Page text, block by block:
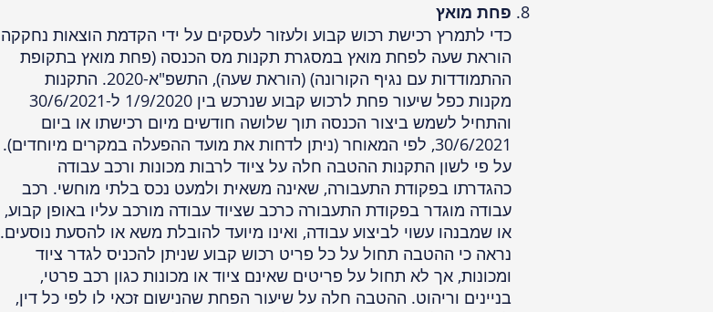
פחת מואץ
כדי לתמרץ רכישת רכוש קבוע ולעזור לעסקים על ידי הקדמת הוצאות נחקקה
הוראת שעה לפחת מואץ במסגרת תקנות מס הכנסה (פחת מואץ בתקופת
ההתמודדות עם נגיף הקורונה) (הוראת שעה), התשפ"א-2020. התקנות
מקנות כפל שיעור פחת לרכוש קבוע שנרכש בין 1/9/2020 ל-30/6/2021
והתחיל לשמש ביצור הכנסה תוך שלושה חודשים מיום רכישתו או ביום
30/6/2021, לפי המאוחר (ניתן לדחות את מועד ההפעלה במקרים מיוחדים).
על פי לשון התקנות ההטבה חלה על ציוד לרבות מכונות ורכב עבודה
כהגדרתו בפקודת התעבורה, שאינה משאית ולמעט נכס בלתי מוחשי. רכב
עבודה מוגדר בפקודת התעבורה כרכב שציוד עבודה מורכב עליו באופן קבוע,
או שמבנהו עשוי לביצוע עבודה, ואינו מיועד להובלת משא או להסעת נוסעים.
נראה כי ההטבה תחול על כל פריט רכוש קבוע שניתן להכניס לגדר ציוד
ומכונות, אך לא תחול על פריטים שאינם ציוד או מכונות כגון רכב פרטי,
בניינים וריהוט. ההטבה חלה על שיעור הפחת שהנישום זכאי לו לפי כל דין,